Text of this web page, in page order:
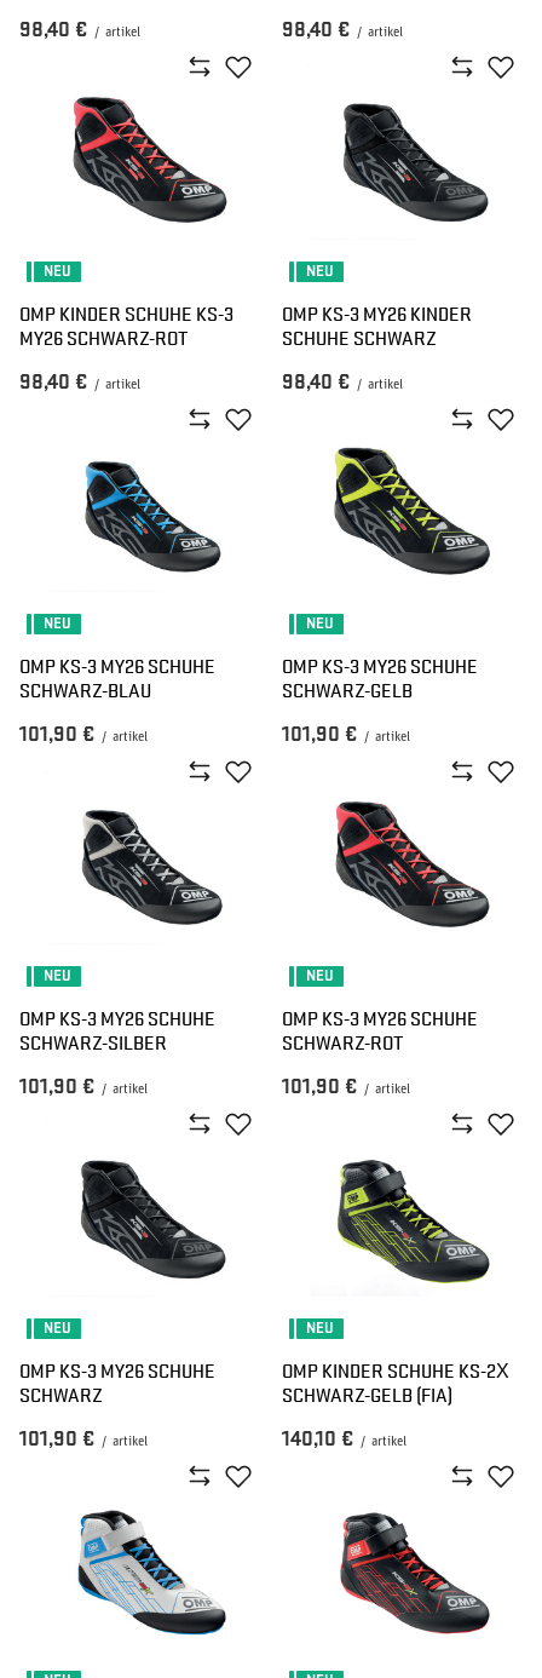
98,40 € / artikel 98,40 € / artikel
NEU
OMP KINDER SCHUHE KS-3
MY26 SCHWARZ-ROT
98,40 € / artikel
NEU
OMP KS-3 MY26 KINDER
SCHUHE SCHWARZ
98,40 € / artikel
NEU
OMP KS-3 MY26 SCHUHE
SCHWARZ-BLAU
101,90 € / artikel
NEU
OMP KS-3 MY26 SCHUHE
SCHWARZ-GELB
101,90 € / artikel
NEU
OMP KS-3 MY26 SCHUHE
SCHWARZ-SILBER
101,90 € / artikel
NEU
OMP KS-3 MY26 SCHUHE
SCHWARZ-ROT
101,90 € / artikel
NEU
OMP KS-3 MY26 SCHUHE
SCHWARZ
101,90 € / artikel
NEU
OMP KINDER SCHUHE KS-2X
SCHWARZ-GELB (FIA)
140,10 € / artikel